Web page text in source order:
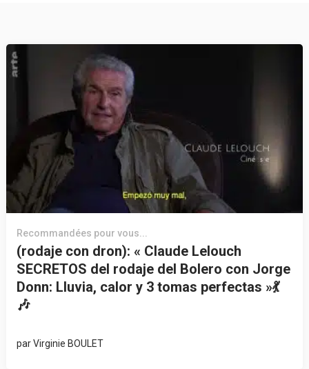
Recommandées pour vous...
(rodaje con dron): « Claude Lelouch
SECRETOS del rodaje del Bolero con Jorge
Donn: Lluvia, calor y 3 tomas perfectas »💃
🎶
parVirginie BOULET